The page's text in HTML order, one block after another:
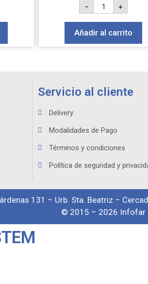
- +
Añadir al carrito
Servicio al cliente
Delivery
Modalidades de Pago
Términos y condiciones
Política de seguridad y
131 – Urb. Sta. Beatriz –
© 2015 – 2026 Infofar